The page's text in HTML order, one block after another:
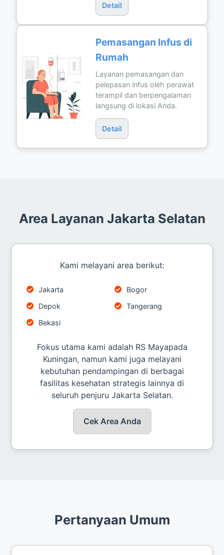
Detail
Pemasangan Infus di
Rumah
Layanan pemasangan dan
pelepasan infus oleh perawat
terampil dan berpengalaman
langsung di lokasi Anda.
Detail
Area Layanan Jakarta Selatan
Kami melayani area berikut:
Jakarta
Bogor
Depok
Tangerang
Bekasi
Fokus utama kami adalah RS Mayapada
Kuningan, namun kami juga melayani
kebutuhan pendampingan di berbagai
fasilitas kesehatan strategis lainnya di
seluruh penjuru Jakarta Selatan.
Cek Area Anda
Pertanyaan Umum